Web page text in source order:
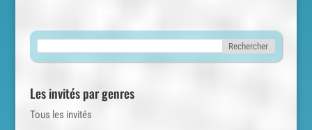
Les invités par genres
Tous les invités